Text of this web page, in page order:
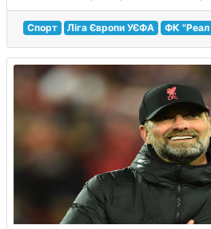
Спорт Ліга Європи УЄФА ФК